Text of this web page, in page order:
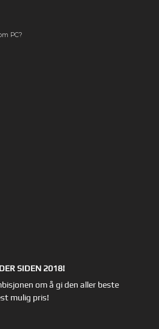
PC?
SIDEN 2018!
om å gi den aller beste
mulig pris!